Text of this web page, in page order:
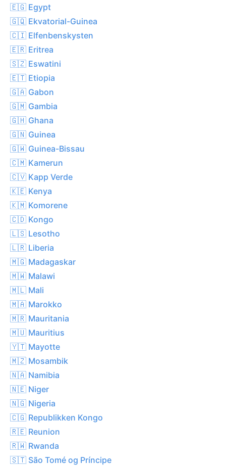
🇪🇬 Egypt
🇬🇶 Ekvatorial-Guinea
🇨🇮 Elfenbenskysten
🇪🇷 Eritrea
🇸🇿 Eswatini
🇪🇹 Etiopia
🇬🇦 Gabon
🇬🇲 Gambia
🇬🇭 Ghana
🇬🇳 Guinea
🇬🇼 Guinea-Bissau
🇨🇲 Kamerun
🇨🇻 Kapp Verde
🇰🇪 Kenya
🇰🇲 Komorene
🇨🇩 Kongo
🇱🇸 Lesotho
🇱🇷 Liberia
🇲🇬 Madagaskar
🇲🇼 Malawi
🇲🇱 Mali
🇲🇦 Marokko
🇲🇷 Mauritania
🇲🇺 Mauritius
🇾🇹 Mayotte
🇲🇿 Mosambik
🇳🇦 Namibia
🇳🇪 Niger
🇳🇬 Nigeria
🇨🇬 Republikken Kongo
🇷🇪 Reunion
🇷🇼 Rwanda
🇸🇹 São Tomé og Príncipe